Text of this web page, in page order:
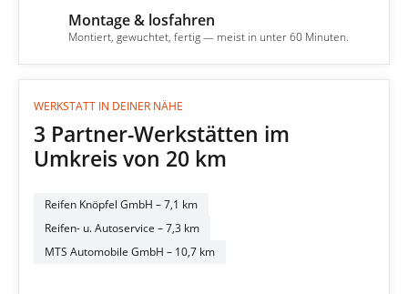
Montage & losfahren
Montiert, gewuchtet, fertig — meist in unter 60 Minuten.
WERKSTATT IN DEINER NÄHE
3 Partner-Werkstätten im
Umkreis von 20 km
Reifen Knöpfel GmbH – 7,1 km
Reifen- u. Autoservice – 7,3 km
MTS Automobile GmbH – 10,7 km